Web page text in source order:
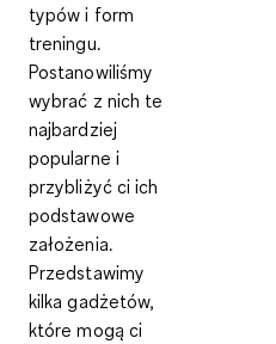
typów i form
treningu.
Postanowiliśmy
wybrać z nich te
najbardziej
popularne i
przybliżyć ci ich
podstawowe
założenia.
Przedstawimy
kilka gadżetów,
które mogą ci